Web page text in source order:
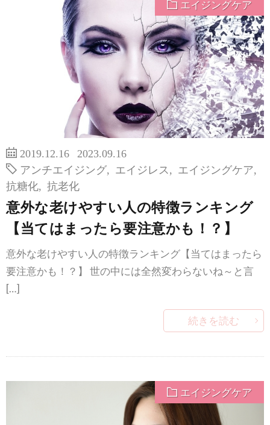
エイジングケア
2019.12.16
2023.09.16
アンチエイジング
エイジレス エイジングケア
抗糖化
抗老化
意外な老けやすい人の特徴ランキング
【当てはまったら要注意かも！？】
意外な老けやすい人の特徴ランキング【当てはまったら
要注意かも！？】 世の中には全然変わらないね～と言
[…]
続きを読む
エイジングケア